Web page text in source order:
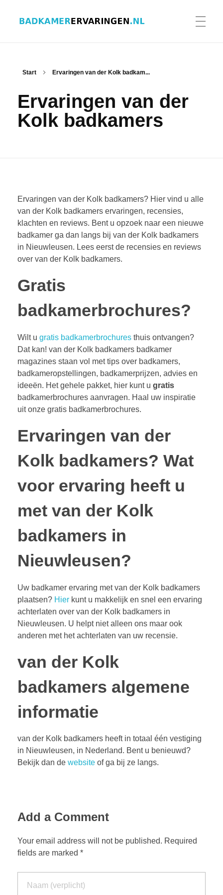
ERVARINGEN BADKAMERS
CONTACT
Start Ervaringen van der Kolk badkam...
Ervaringen van der
Kolk badkamers
Ervaringen van der Kolk badkamers? Hier vind u alle
van der Kolk badkamers ervaringen, recensies,
klachten en reviews. Bent u opzoek naar een nieuwe
badkamer ga dan langs bij van der Kolk badkamers
in Nieuwleusen. Lees eerst de recensies en reviews
over van der Kolk badkamers.
Gratis
badkamerbrochures?
Wilt u gratis badkamerbrochures thuis ontvangen?
Dat kan! van der Kolk badkamers badkamer
magazines staan vol met tips over badkamers,
badkameropstellingen, badkamerprijzen, advies en
ideeën. Het gehele pakket, hier kunt u gratis
badkamerbrochures aanvragen. Haal uw inspiratie
uit onze gratis badkamerbrochures.
Ervaringen van der
Kolk badkamers? Wat
voor ervaring heeft u
met van der Kolk
badkamers in
Nieuwleusen?
Uw badkamer ervaring met van der Kolk badkamers
plaatsen? Hier kunt u makkelijk en snel een ervaring
achterlaten over van der Kolk badkamers in
Nieuwleusen. U helpt niet alleen ons maar ook
anderen met het achterlaten van uw recensie.
van der Kolk
badkamers algemene
informatie
van der Kolk badkamers heeft in totaal één vestiging
in Nieuwleusen, in Nederland. Bent u benieuwd?
Bekijk dan de website of ga bij ze langs.
Add a Comment
Your email address will not be published. Required
fields are marked *